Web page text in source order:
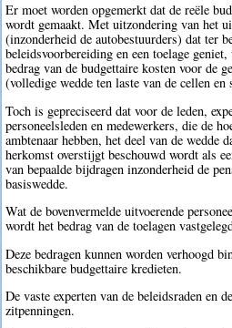
Er moet worden opgemerkt dat de reële
wordt gemaakt. Met uitzondering van het
(inzonderheid de autobestuurders) dat ter
beleidsvoorbereiding en een toelage
bedrag van de budgettaire kosten voor de
(volledige wedde ten laste van de cellen en
Toch is gepreciseerd dat voor de leden,
personeelsleden en medewerkers, die de
ambtenaar hebben, het deel van de wedde
herkomst overstijgt beschouwd wordt als
van bepaalde bijdragen inzonderheid de
basiswedde.
Wat de bovenvermelde uitvoerende
wordt het bedrag van de toelagen
Deze bedragen kunnen worden verhoogd
beschikbare budgettaire kredieten.
De vaste experten van de beleidsraden en
zitpenningen.